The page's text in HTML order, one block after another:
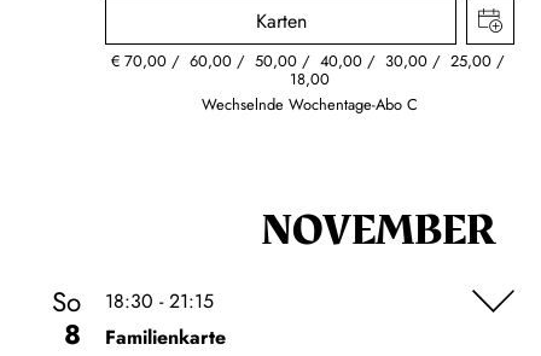
Karten
€ 70,00 60,00 50,00 40,00 30,00 25,00
18,00
Wechselnde Wochentage-Abo C
NOVEMBER
So
8
18:30 - 21:15
Familienkarte